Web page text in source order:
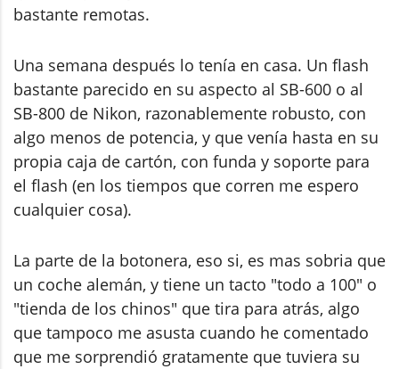
bastante remotas.
Una semana después lo tenía en casa. Un flash
bastante parecido en su aspecto al SB-600 o al
SB-800 de Nikon, razonablemente robusto, con
algo menos de potencia, y que venía hasta en su
propia caja de cartón, con funda y soporte para
el flash (en los tiempos que corren me espero
cualquier cosa).
La parte de la botonera, eso si, es mas sobria que
un coche alemán, y tiene un tacto "todo a 100" o
"tienda de los chinos" que tira para atrás, algo
que tampoco me asusta cuando he comentado
que me sorprendió gratamente que tuviera su